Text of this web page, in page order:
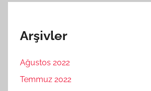
Arşivler
Ağustos 2022
Temmuz 2022